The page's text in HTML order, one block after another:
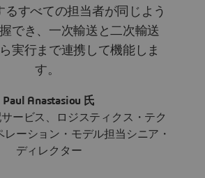
るすべての担当者が同じよう
でき、一次輸送と二次輸送
実行まで連携して機能しま
す。
Paul Anastasiou 氏
ービス、ロジスティクス・テク
レーション・モデル担当シニア・
ディレクター